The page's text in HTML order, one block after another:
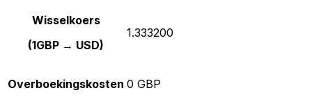
Wisselkoers
(1GBP → USD)
1.333200
Overboekingskosten 0 GBP